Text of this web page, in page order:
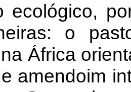
ecológico,
o
África
amendoim